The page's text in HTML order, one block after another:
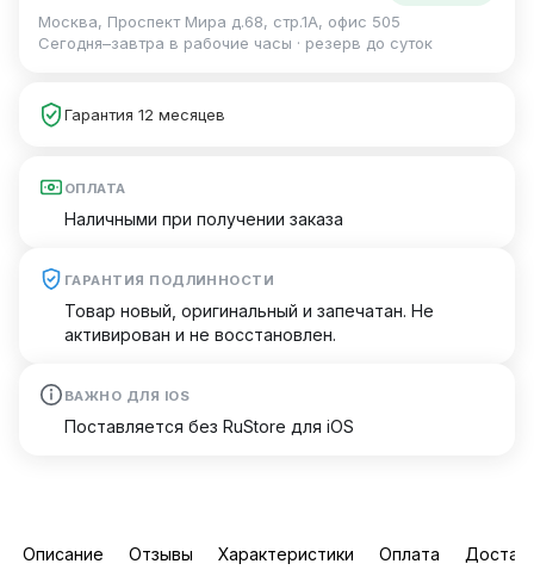
Москва, Проспект Мира д.68, стр.1А, офис 505
Сегодня–завтра в рабочие часы · резерв до суток
Гарантия 12 месяцев
ОПЛАТА
Наличными при получении заказа
ГАРАНТИЯ ПОДЛИННОСТИ
Товар новый, оригинальный и запечатан. Не
активирован и не восстановлен.
ВАЖНО ДЛЯ IOS
Поставляется без RuStore для iOS
Описание Отзывы Характеристики Оплата